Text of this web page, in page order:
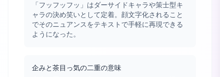
「フッフッフッ」はダーサイドキャラや策士型キ
ャラの決め笑いとして定着。顔文字化されること
でそのニュアンスをテキストで手軽に再現できる
ようになった。
企みと茶目っ気の二重の意味